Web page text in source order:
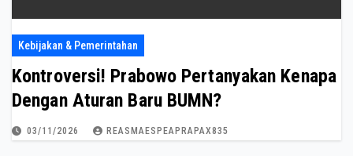
Kebijakan & Pemerintahan
Kontroversi! Prabowo Pertanyakan Kenapa
Dengan Aturan Baru BUMN?
03/11/2026 REASMAESPEAPRAPAX835